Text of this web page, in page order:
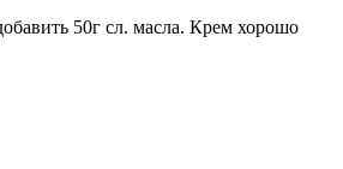
50г сл. масла. Крем хорошо